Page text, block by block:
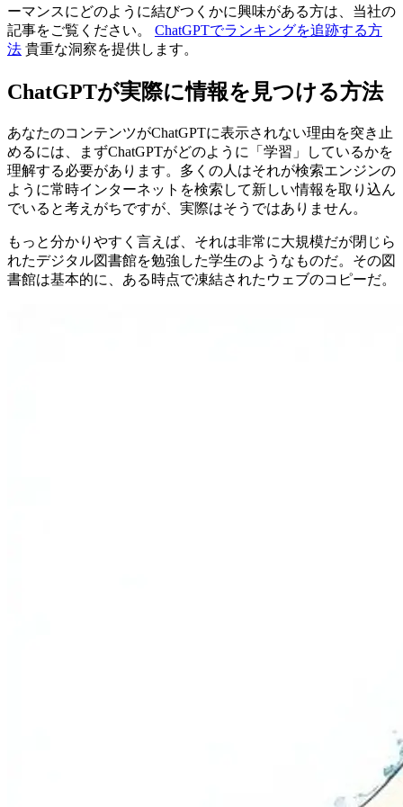
ーマンスにどのように結びつくかに興味がある方は、当社の
記事をご覧ください。 ChatGPTでランキングを追跡する方
法 貴重な洞察を提供します。
ChatGPTが実際に情報を見つける方法
あなたのコンテンツがChatGPTに表示されない理由を突き止
めるには、まずChatGPTがどのように「学習」しているかを
理解する必要があります。多くの人はそれが検索エンジンの
ように常時インターネットを検索して新しい情報を取り込ん
でいると考えがちですが、実際はそうではありません。
もっと分かりやすく言えば、それは非常に大規模だが閉じら
れたデジタル図書館を勉強した学生のようなものだ。その図
書館は基本的に、ある時点で凍結されたウェブのコピーだ。